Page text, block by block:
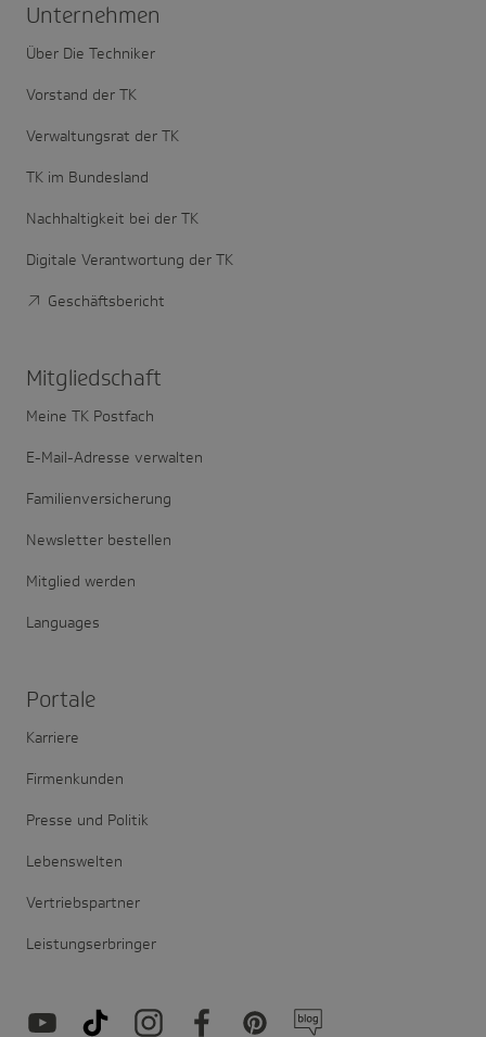
Unter­nehmen
Über Die Techniker
Vorstand der TK
Verwaltungsrat der TK
TK im Bundesland
Nachhaltigkeit bei der TK
Digitale Verantwortung der TK
Geschäftsbericht
Mitglied­schaft
Meine TK Postfach
E-Mail-Adresse verwalten
Familienversicherung
Newsletter bestellen
Mitglied werden
Languages
Portale
Karriere
Firmenkunden
Presse und Politik
Lebenswelten
Vertriebspartner
Leistungserbringer